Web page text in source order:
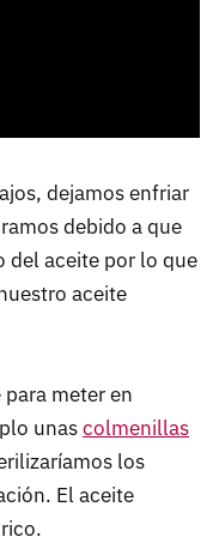
dejamos enfriar
debido a que
del aceite por lo que
aceite
meter en
unascolmenillas
los
El aceite